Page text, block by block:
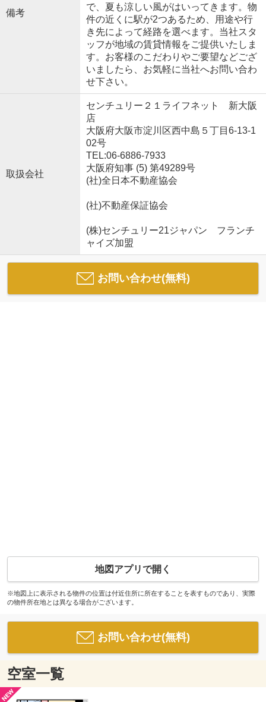
備考
で、夏も涼しい風がはいってきます。物
件の近くに駅が2つあるため、用途や行
き先によって経路を選べます。当社スタ
ッフが地域の賃貸情報をご提供いたしま
す。お客様のこだわりやご要望などござ
いましたら、お気軽に当社へお問い合わ
せ下さい。
取扱会社
センチュリー２１ライフネット 新大阪
店
大阪府大阪市淀川区西中島５丁目6-13-1
02号
TEL:06-6886-7933
大阪府知事 (5) 第49289号
(社)全日本不動産協会
(社)不動産保証協会
(株)センチュリー21ジャパン フランチ
ャイズ加盟
お問い合わせ(無料)
地図アプリで開く
※地図上に表示される物件の位置は付近住所に所在することを表すものであり、実際
の物件所在地とは異なる場合がございます。
お問い合わせ(無料)
空室一覧